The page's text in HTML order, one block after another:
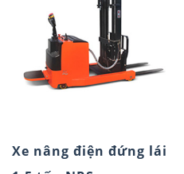
Xe nâng điện đứng lái